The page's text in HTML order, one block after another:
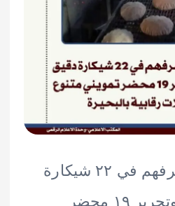
ضبط ٣ مخابز لتصرفهم في ٢٢ شيكارة
دقيق بلدي مدعّم وتحرير ١٩ محضر